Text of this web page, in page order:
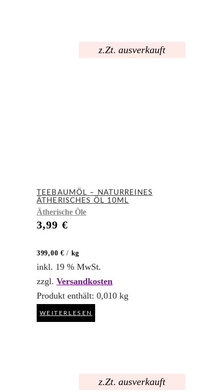
z.Zt. ausverkauft
TEEBAUMÖL – NATURREINES
ÄTHERISCHES ÖL 10ML
Ätherische Öle
3,99 €
399,00 € / kg
inkl. 19 % MwSt.
zzgl. Versandkosten
Produkt enthält: 0,010 kg
WEITERLESEN
z.Zt. ausverkauft